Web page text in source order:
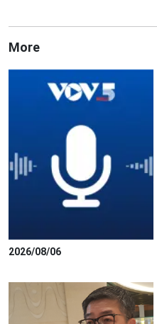
More
2026/08/06